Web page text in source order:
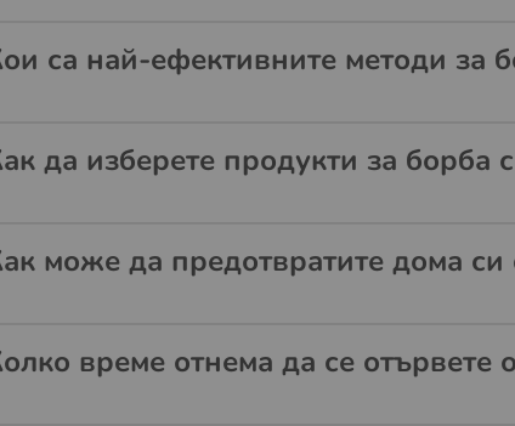
са най-ефективните методи за
да изберете продукти за борба
може да предотвратите дома си
време отнема да се отървете